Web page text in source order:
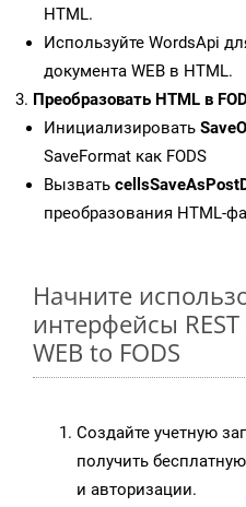
HTML.
Используйте WordsApi
документа WEB в HTML.
Преобразовать HTML в
Инициализировать
SaveFormat как FODS
Вызвать
преобразования HTML-
Начните
интерфейсы
WEB to FODS
Создайте учетную
получить
и авторизации.